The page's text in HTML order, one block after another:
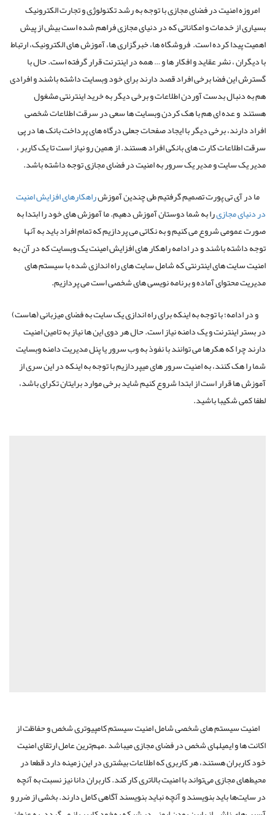
امروزه امنیت در فضای مجازی با توجه به رشد تکنولوژی و تجارت الکترونیک
بسیاری از خدمات و امکاناتی که در دنیای مجازی فراهم شده است بیش از پیش
اهمیت پیدا کرده است. فروشگاه ها، خبرگزاری ها، آموزش های الکترونیک، ارتباط
با دیگران ، نشر عقاید و افکار ها و … همه در اینترنت قرار گرفته است. حال با
گسترش این فضا برخی افراد قصد دارند برای خود وبسایت داشته باشند و افرادی
هم به دنبال بدست آوردن اطلاعات و برخی دیگر به خرید اینترنتی مشغول
هستند و عده ای هم با هک کردن وبسایت ها سعی در سرقت اطلاعات شخصی
افراد دارند، برخی دیگر با ایجاد صفحات جعلی درگاه های پرداخت بانک ها در پی
سرقت اطلاعات کارت های بانکی افراد هستند. از همین رو نیاز است تا یک کاربر ،
مدیر یک سایت و مدیر یک سرور به امنیت در فضای مجازی توجه داشته باشد.
ما در آی تی پورت تصمیم گرفتیم طی چندین آموزشراهکارهای افزایش امنیت
در دنیای مجازیرا به شما دوستان آموزش دهیم. ما آموزش های خود را ابتدا به
صورت عمومی شروع می کنیم و به نکاتی می پردازیم که تمام افراد باید به آنها
توجه داشته باشند و در ادامه راهکار های افزایش امینت یک وبسایت که در آن به
امنیت سایت های اینترنتی که شامل سایت های راه اندازی شده با سیستم های
مدیریت محتوای آماده و برنامه نویسی های شخصی است می پردازیم.
و در ادامه؛ با توجه به اینکه برای راه اندازی یک سایت به فضای میزبانی (هاست)
در بستر اینترنت و یک دامنه نیاز است. حال هر دوی این ها نیاز به تامین امنیت
دارند چرا که هکرها می توانند با نفوذ به وب سرور یا پنل مدیریت دامنه وبسایت
شما را هک کنند، به امنیت سرور های می­پردازیم با توجه به اینکه در این سری از
آموزش ها قرار است از ابتدا شروع کنیم شاید برخی موارد برایتان تکرای باشد،
لطفا کمی شکیبا باشید.
امنیت سیستم های شخصی شامل امنیت سیستم کامپیوتری شخص و حفاظت از
اکانت ها و ایمیل­های شخص در فضای مجازی می­باشد .مهم‌ترین عامل ارتقای امنیت
خود کاربران هستند، هر کاربری که اطلاعات بیشتری در این زمینه دارد قطعا در
محیط‌های مجازی می‌تواند با امنیت بالاتری کار کند. کاربران دانا نیز نسبت به آنچه
در سایت‌ها باید بنویسند و آنچه نباید بنویسند آگاهی کامل دارند. بخشی از ضرر و